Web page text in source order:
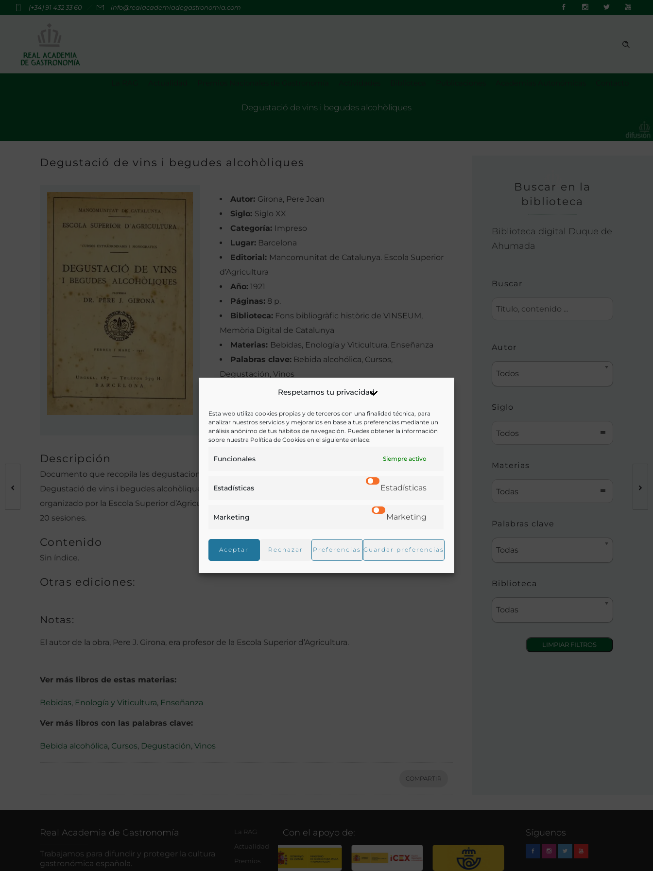
Respetamos tu privacidad
Esta web utiliza cookies propias y de terceros con una finalidad técnica, para
analizar nuestros servicios y mejorarlos en base a tus preferencias mediante un
análisis anónimo de tus hábitos de navegación. Puedes obtener la información
sobre nuestra Política de Cookies en el siguiente enlace:
Funcionales Siempre activo
Estadísticas Estadísticas
Marketing Marketing
Aceptar Rechazar Preferencias Guardar preferencias
(+34) 91 432 33 60 info@realacademiadegastronomia.com
Degustació de vins i begudes alcohòliques
Degustació de vins i begudes alcohòliques
Autor: Girona, Pere Joan
Siglo: Siglo XX
Categoría: Impreso
Lugar: Barcelona
Editorial: Mancomunitat de Catalunya. Escola Superior
d’Agricultura
Año: 1921
Páginas: 8 p.
Biblioteca: Fons bibliogràfic històric de VINSEUM,
Memòria Digital de Catalunya
Materias: Bebidas, Enología y Viticultura, Enseñanza
Palabras clave: Bebida alcohólica, Cursos,
Degustación, Vinos
Catalán
Ir a versión electrónica
Descripción
Documento que recopila las degustaciones de vinos y bebidas alcohólicas realizadas en el «Curset de
Degustació de vins i begudes alcohòliques» que se celebró en febrero y marzo de 1921 y que fue
organizado por la Escola Superior d’Agricultura de la Mancomunitat de Catalunya. En total, se celebraron
20 sesiones.
Contenido
Sin índice.
Otras ediciones:
Notas:
El autor de la obra, Pere J. Girona, era profesor de la Escola Superior d’Agricultura.
Ver más libros de estas materias:
Bebidas, Enología y Viticultura, Enseñanza
Ver más libros con las palabras clave:
Bebida alcohólica, Cursos, Degustación, Vinos
COMPARTIR
Buscar en la
biblioteca
Biblioteca digital Duque de
Ahumada
Buscar
Autor
Todos
Siglo
Todos
Materias
Todas
Palabras clave
Todas
Biblioteca
Todas
Real Academia de Gastronomía
Trabajamos para difundir y proteger la cultura
gastronómica española.
La RAG
Actualidad
Premios
Con el apoyo de: Síguenos